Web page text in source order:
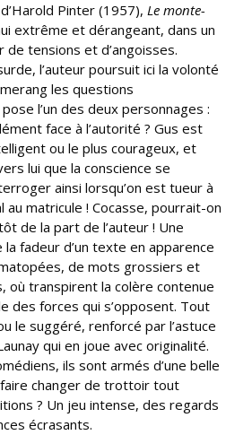
Pinter (1957), Le monte-
extrême et dérangeant, dans un
tensions et d’angoisses.
l’auteur poursuit ici la volonté
les questions
l’un des deux personnages :
face à l’autorité ? Gus est
ou le plus courageux, et
lui que la conscience se
ainsi lorsqu’on est tueur à
au matricule ! Cocasse, pourrait-on
de la part de l’auteur ! Une
fadeur d’un texte en apparence
de mots grossiers et
où transpirent la colère contenue
des forces qui s’opposent. Tout
le suggéré, renforcé par l’astuce
qui en joue avec originalité.
ils sont armés d’une belle
changer de trottoir tout
? Un jeu intense, des regards
écrasants.